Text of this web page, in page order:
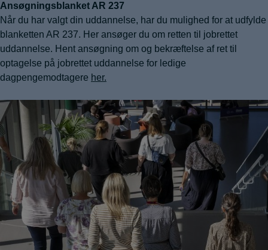
Ansøgningsblanket AR 237
Når du har valgt din uddannelse, har du mulighed for at udfylde
blanketten AR 237. Her ansøger du om retten til jobrettet
uddannelse. Hent ansøgning om og bekræftelse af ret til
optagelse på jobrettet uddannelse for ledige
dagpengemodtagere her.